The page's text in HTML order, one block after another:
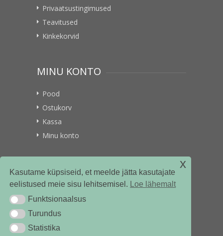
Kasutame küpsiseid, et meelde jätta kasutajate
eelistused meie sisu lehitsemisel. Loe lähemalt
Funktsionaalsus
Funktsionaalsus
TurundusTurundus
StatistikaStatistika
x
Privaatsustingimused
Teavitused
Kinkekorvid
MINU KONTO
Pood
Ostukorv
Kassa
Minu konto
VITAMIINIKULLER.EE